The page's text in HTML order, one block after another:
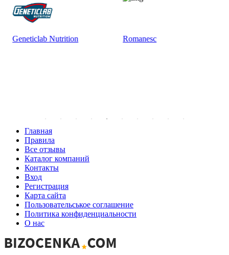
Geneticlab Nutrition Romanesc
Главная
Правила
Все отзывы
Каталог компаний
Контакты
Вход
Регистрация
Карта сайта
Пользовательськое соглашение
Политика конфиденциальности
О нас